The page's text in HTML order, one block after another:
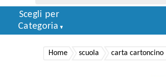
Scegli per
Categoria
Home scuola carta cartoncino